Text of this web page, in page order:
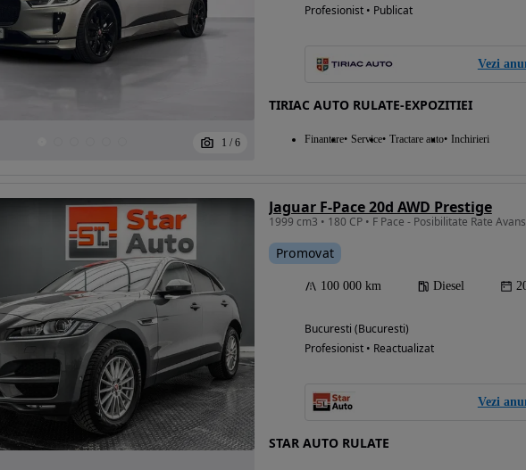
1 / 6
Profesionist • Publicat
Vezi
TIRIAC AUTO RULATE-EXPOZITIEI
Finantare Service Tractare auto Inchirieri
Jaguar F-Pace 20d AWD Prestige
Promovat
100 000 km Diesel
Bucuresti (Bucuresti)
Profesionist • Reactualizat
Vezi
STAR AUTO RULATE